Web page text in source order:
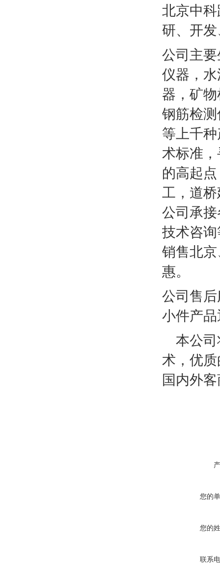
北京中
研、开
公司主
仪器，
器，矿
钢筋检
等上千
术标准
的高起
工，道
公司承
技术咨
销售北
惠。
公司售
小件产
本公司
术，优
国内外
您的
您的
联系